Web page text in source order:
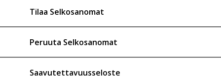
Tilaa Selkosanomat
Peruuta Selkosanomat
Saavutettavuusseloste